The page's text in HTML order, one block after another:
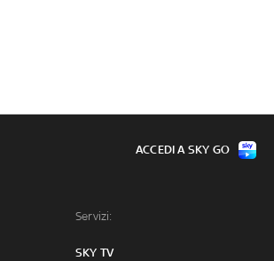
Servizi:
SKY TV
ACCEDI A SKY GO